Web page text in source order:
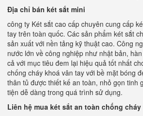
Địa chỉ bán két sắt mini
công ty Két sắt cao cấp chuyên cung cấp
tay trên toàn quốc. Các sản phẩm két sắt
sản xuất với nền tảng kỹ thuật cao. Công
nước lớn về công nghiệp như nhật bản,
cả với mục tiêu đem lại hiệu quả tốt nhất
chống cháy khoá vân tay với bề mặt bóng
thân tủ được thiết kế an toàn, nhỏ gọn tinh
tiện dễ dàng trong quá trình sử dụng.
Liên hệ mua két sắt an toàn chống cháy